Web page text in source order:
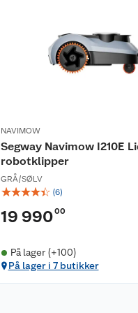
NAVIMOW
Segway Navimow I210E
robotklipper
GRÅ/SØLV
☆☆☆☆☆ (6)
19 99000
På lager (+100)
På lager i 7 butikker